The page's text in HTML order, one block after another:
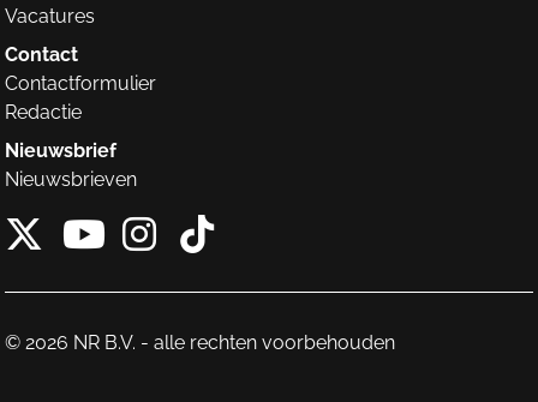
Vacatures
Contact
Contactformulier
Redactie
Nieuwsbrief
Nieuwsbrieven
X van NieuwRechts
Instagram van
Tiktok van
© 2026 NR B.V. - alle rechten voorbehouden